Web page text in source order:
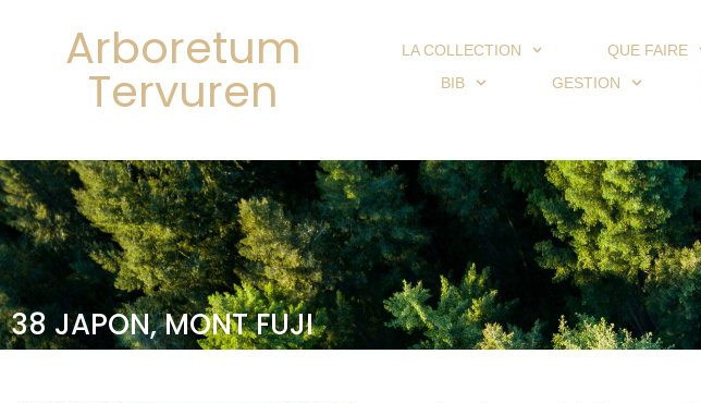
Arboretum
Tervuren
LA COLLECTION QUE FAIRE
BIB
GESTION
38 JAPON, MONT FUJI